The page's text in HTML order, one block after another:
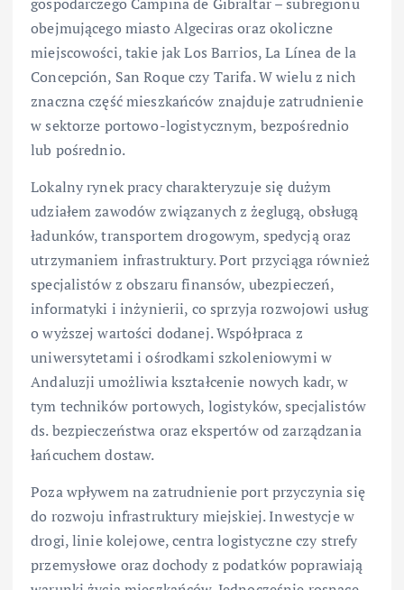
obejmującego miasto Algeciras oraz okoliczne
miejscowości, takie jak Los Barrios, La Línea de la
Concepción, San Roque czy Tarifa. W wielu z nich
znaczna część mieszkańców znajduje zatrudnienie
w sektorze portowo-logistycznym, bezpośrednio
lub pośrednio.
Lokalny rynek pracy charakteryzuje się dużym
udziałem zawodów związanych z żeglugą, obsługą
ładunków, transportem drogowym, spedycją oraz
utrzymaniem infrastruktury. Port przyciąga również
specjalistów z obszaru finansów, ubezpieczeń,
informatyki i inżynierii, co sprzyja rozwojowi usług
o wyższej wartości dodanej. Współpraca z
uniwersytetami i ośrodkami szkoleniowymi w
Andaluzji umożliwia kształcenie nowych kadr, w
tym techników portowych, logistyków, specjalistów
ds. bezpieczeństwa oraz ekspertów od zarządzania
łańcuchem dostaw.
Poza wpływem na zatrudnienie port przyczynia się
do rozwoju infrastruktury miejskiej. Inwestycje w
drogi, linie kolejowe, centra logistyczne czy strefy
przemysłowe oraz dochody z podatków poprawiają